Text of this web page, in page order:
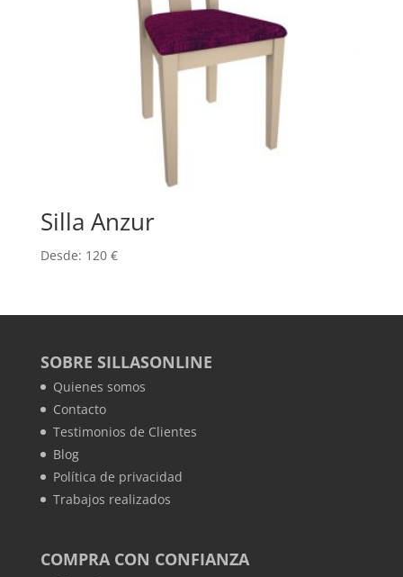
Silla Anzur
Desde: 120 €
SOBRE SILLASONLINE
Quienes somos
Contacto
Testimonios de Clientes
Blog
Política de privacidad
Trabajos realizados
COMPRA CON CONFIANZA